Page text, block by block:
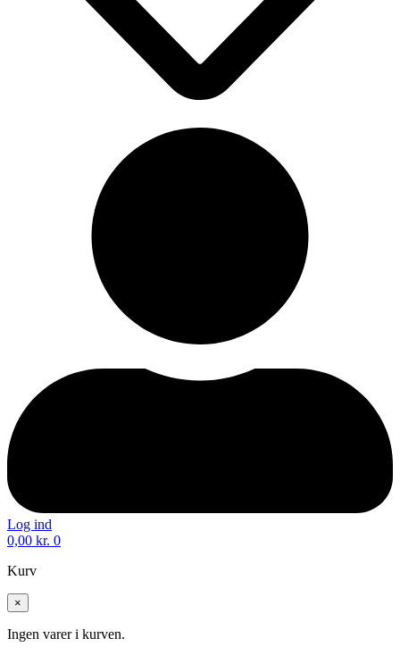
Log ind
0,00 kr. 0
Kurv
×
Ingen varer i kurven.